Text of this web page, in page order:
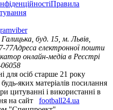
Правила
viber
буд. 15, м. Львів,
77Адреса електронної пошти
онлайн-медіа в Реєстрі
06058
для осіб старше 21 року
яких матеріалів посилання
цитуванні і використанні в
на сайт
football24.ua